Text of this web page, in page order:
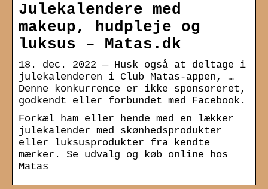
Julekalendere med
makeup, hudpleje og
luksus – Matas.dk
18. dec. 2022 — Husk også at deltage i
julekalenderen i Club Matas-appen, …
Denne konkurrence er ikke sponsoreret,
godkendt eller forbundet med Facebook.
Forkæl ham eller hende med en lækker
julekalender med skønhedsprodukter
eller luksusprodukter fra kendte
mærker. Se udvalg og køb online hos
Matas